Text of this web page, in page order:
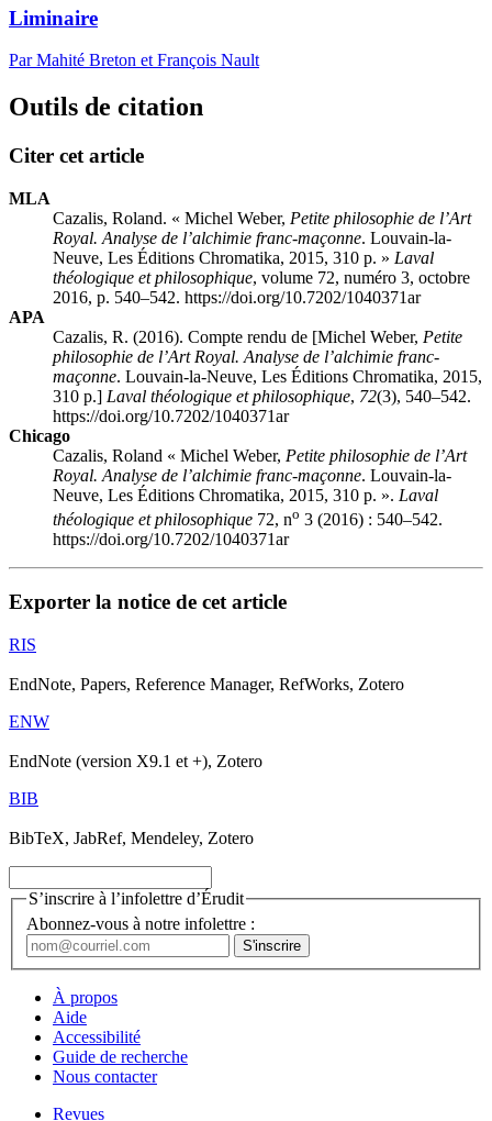
Liminaire
Par Mahité Breton et François Nault
Outils de citation
Citer cet article
MLA
Cazalis, Roland. « Michel Weber, Petite philosophie de l’Art
Royal. Analyse de l’alchimie franc-maçonne. Louvain-la-
Neuve, Les Éditions Chromatika, 2015, 310 p. » Laval
théologique et philosophique, volume 72, numéro 3, octobre
2016, p. 540–542. https://doi.org/10.7202/1040371ar
APA
Cazalis, R. (2016). Compte rendu de [Michel Weber, Petite
philosophie de l’Art Royal. Analyse de l’alchimie franc-
maçonne. Louvain-la-Neuve, Les Éditions Chromatika, 2015,
310 p.] Laval théologique et philosophique, 72(3), 540–542.
https://doi.org/10.7202/1040371ar
Chicago
Cazalis, Roland « Michel Weber, Petite philosophie de l’Art
Royal. Analyse de l’alchimie franc-maçonne. Louvain-la-
Neuve, Les Éditions Chromatika, 2015, 310 p. ». Laval
théologique et philosophique 72, no 3 (2016) : 540–542.
https://doi.org/10.7202/1040371ar
Exporter la notice de cet article
RIS
EndNote, Papers, Reference Manager, RefWorks, Zotero
ENW
EndNote (version X9.1 et +), Zotero
BIB
BibTeX, JabRef, Mendeley, Zotero
S’inscrire à l’infolettre d’Érudit
Abonnez-vous à notre infolettre :
À propos
Aide
Accessibilité
Guide de recherche
Nous contacter
Revues